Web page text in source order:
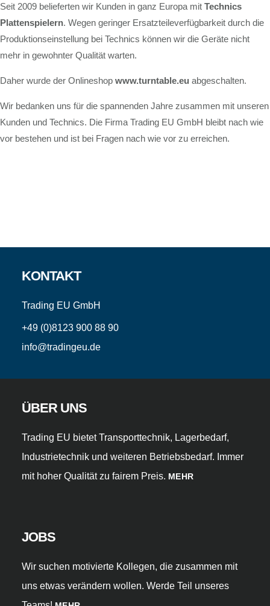
Seit 2009 belieferten wir Kunden in ganz Europa mit Technics
Plattenspielern. Wegen geringer Ersatzteileverfügbarkeit durch die
Produktionseinstellung bei Technics können wir die Geräte nicht
mehr in gewohnter Qualität warten.
Daher wurde der Onlineshop www.turntable.eu abgeschalten.
Wir bedanken uns für die spannenden Jahre zusammen mit unseren
Kunden und Technics. Die Firma Trading EU GmbH bleibt nach wie
vor bestehen und ist bei Fragen nach wie vor zu erreichen.
KONTAKT
Trading EU GmbH
+49 (0)8123 900 88 90
info@tradingeu.de
ÜBER UNS
Trading EU bietet Transporttechnik, Lagerbedarf,
Industrietechnik und weiteren Betriebsbedarf. Immer
mit hoher Qualität zu fairem Preis. MEHR
JOBS
Wir suchen motivierte Kollegen, die zusammen mit
uns etwas verändern wollen. Werde Teil unseres